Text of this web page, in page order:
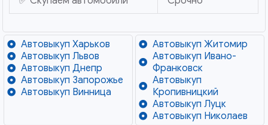
Автовыкуп Харьков
Автовыкуп Львов
Автовыкуп Днепр
Автовыкуп Запорожье
Автовыкуп Винница
Автовыкуп Житомир
Автовыкуп Ивано-
Франковск
Автовыкуп
Кропивницкий
Автовыкуп Луцк
Автовыкуп Николаев